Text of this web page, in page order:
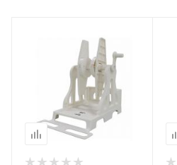
довольно большой набор
регулировок печатающего